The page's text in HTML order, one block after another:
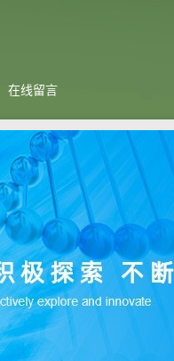
在线留言